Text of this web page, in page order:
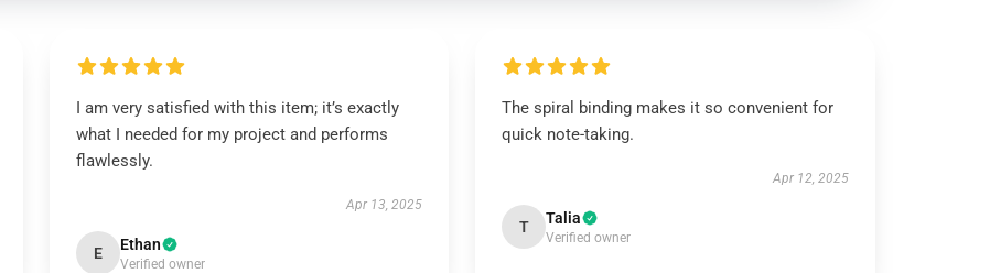
I am very satisfied with this item; it’s exactly
what I needed for my project and performs
flawlessly.
Apr 13, 2025
E Ethan
Verified owner
The spiral binding makes it so convenient for
quick note-taking.
Apr 12, 2025
T Talia
Verified owner